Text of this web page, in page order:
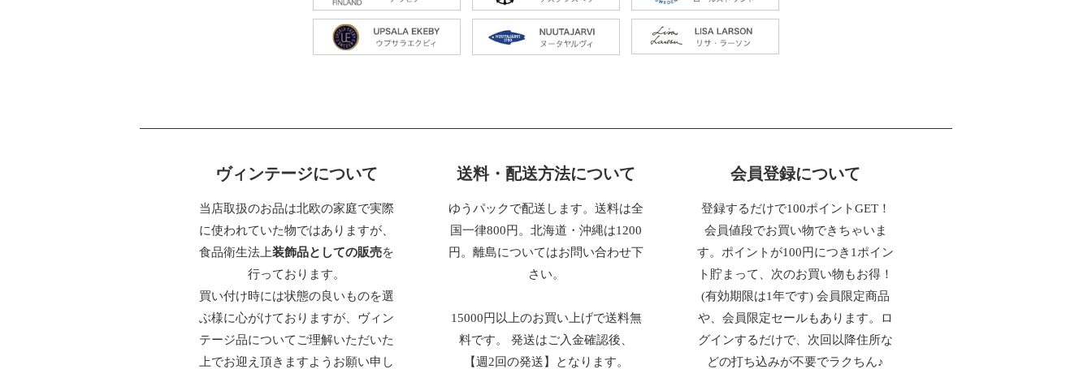
ヴィンテージについて
当店取扱のお品は北欧の家庭で実際
に使われていた物ではありますが、
食品衛生法上装飾品としての販売を
行っております。
買い付け時には状態の良いものを選
ぶ様に心がけておりますが、ヴィン
テージ品についてご理解いただいた
上でお迎え頂きますようお願い申し
送料・配送方法について
ゆうパックで配送します。送料は全
国一律800円。北海道・沖縄は1200
円。離島についてはお問い合わせ下
さい。
15000円以上のお買い上げで送料無
料です。 発送はご入金確認後、
【週2回の発送】となります。
会員登録について
登録するだけで100ポイントGET！
会員値段でお買い物できちゃいま
す。ポイントが100円につき1ポイン
ト貯まって、次のお買い物もお得！
(有効期限は1年です) 会員限定商品
や、会員限定セールもあります。ロ
グインするだけで、次回以降住所な
どの打ち込みが不要でラクちん♪